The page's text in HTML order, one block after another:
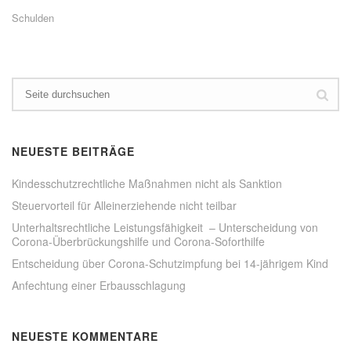
u
f
b
o
o
k
e
i
e
n
W
i
r
d
i
n
n
e
u
e
n
t
e
r
e
i
e
n
(
W
i
r
d
i
n
n
e
u
e
n
Schulden
NEUESTE BEITRÄGE
Kindesschutzrechtliche Maßnahmen nicht als Sanktion
Steuervorteil für Alleinerziehende nicht teilbar
Unterhaltsrechtliche Leistungsfähigkeit – Unterscheidung von
Corona-Überbrückungshilfe und Corona-Soforthilfe
Entscheidung über Corona-Schutzimpfung bei 14-jährigem Kind
Anfechtung einer Erbausschlagung
NEUESTE KOMMENTARE